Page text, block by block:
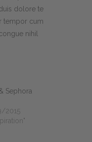
dolore te
tempor cum
nihil
Sephora
2015